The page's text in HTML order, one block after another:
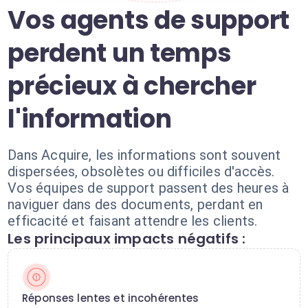
Vos agents de support
perdent un temps
précieux à chercher
l'information
Dans Acquire, les informations sont souvent
dispersées, obsolètes ou difficiles d'accès.
Vos équipes de support passent des heures à
naviguer dans des documents, perdant en
efficacité et faisant attendre les clients.
Les principaux impacts négatifs :
Réponses lentes et incohérentes